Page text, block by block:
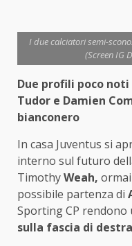
I due calciatori semi-
(Screen IG
Due profili poco
Tudor e Damien
bianconero
In casa Juventus si
interno sul futuro
TimothyWeah,
possibile partenza di
Sporting CP rendono
sulla fascia di destra